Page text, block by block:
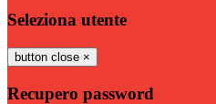
Seleziona utente
button close ×
Recupero password